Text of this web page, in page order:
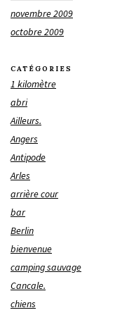
novembre 2009
octobre 2009
CATÉGORIES
1 kilomètre
abri
Ailleurs.
Angers
Antipode
Arles
arrière cour
bar
Berlin
bienvenue
camping sauvage
Cancale.
chiens